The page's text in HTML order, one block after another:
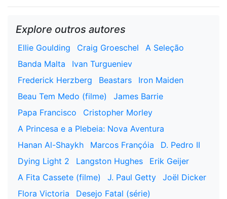
Explore outros autores
Ellie Goulding Craig Groeschel
A Seleção
Banda Malta
Ivan Turgueniev
Frederick Herzberg
Beastars
Iron Maiden
Beau Tem Medo (filme)
James Barrie
Papa Francisco
Cristopher Morley
A Princesa e a Plebeia: Nova Aventura
Hanan Al-Shaykh
Marcos Françóia
D. Pedro II
Dying Light 2
Langston Hughes
Erik Geijer
A Fita Cassete (filme)
J. Paul Getty
Joël Dicker
Flora Victoria
Desejo Fatal (série)